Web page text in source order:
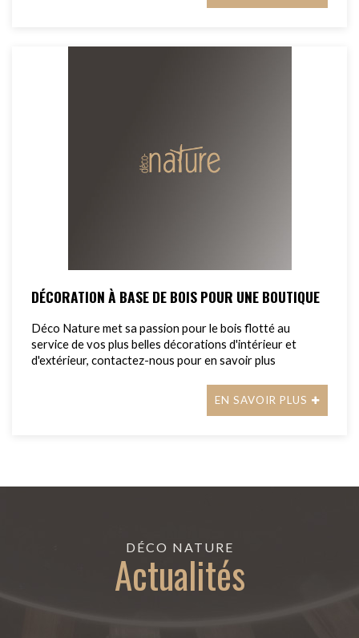
DÉCORATION À BASE DE BOIS POUR UNE BOUTIQUE
Déco Nature met sa passion pour le bois flotté au
service de vos plus belles décorations d'intérieur et
d'extérieur, contactez-nous pour en savoir plus
EN SAVOIR PLUS
DÉCO NATURE
Actualités